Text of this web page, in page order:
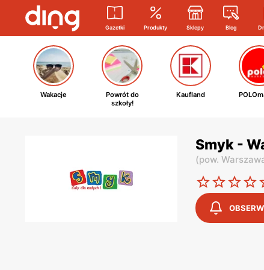
Gazetki Produkty Sklepy Blog
Wakacje
Powrót do
szkoły!
Kaufland
Smyk -
(pow.